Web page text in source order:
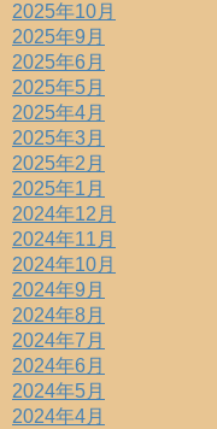
2025年10月
2025年9月
2025年6月
2025年5月
2025年4月
2025年3月
2025年2月
2025年1月
2024年12月
2024年11月
2024年10月
2024年9月
2024年8月
2024年7月
2024年6月
2024年5月
2024年4月